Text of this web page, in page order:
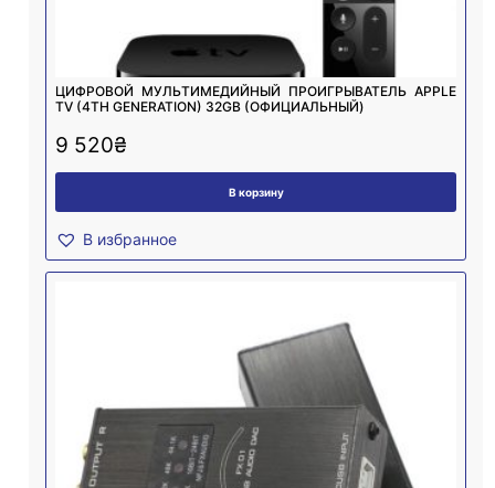
ЦИФРОВОЙ МУЛЬТИМЕДИЙНЫЙ ПРОИГРЫВАТЕЛЬ APPLE
TV (4TH GENERATION) 32GB (ОФИЦИАЛЬНЫЙ)
9 520₴
В корзину
В избранное